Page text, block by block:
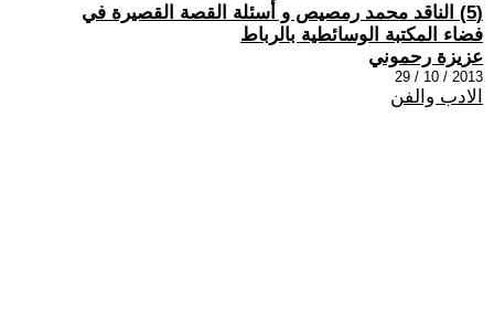
(5) الناقد محمد رمصيص و أسئلة القصة القصيرة في
فضاء المكتبة الوسائطية بالرباط
عزيزة رحموني
2013 / 10 / 29
الادب والفن